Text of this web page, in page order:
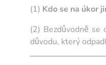
(1) Kdo se na úkor
(2) Bezdůvodně se
důvodu, který